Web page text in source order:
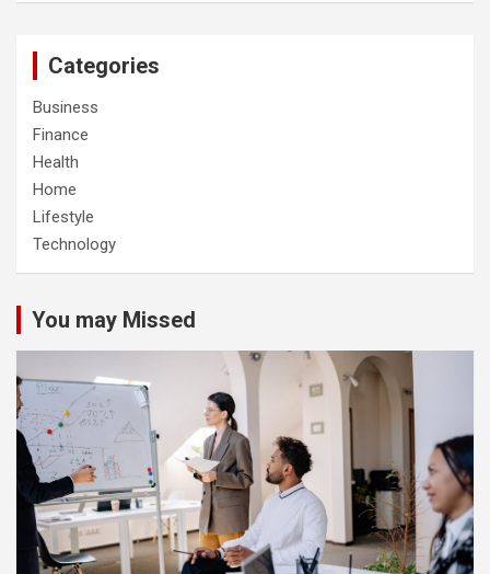
Categories
Business
Finance
Health
Home
Lifestyle
Technology
You may Missed